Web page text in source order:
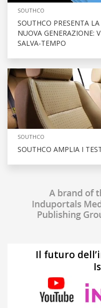
SOUTHCO
SOUTHCO PRESENTA
NUOVA GENERAZIONE:
SALVA-TEMPO
SOUTHCO
SOUTHCO AMPLIA I
Il futuro